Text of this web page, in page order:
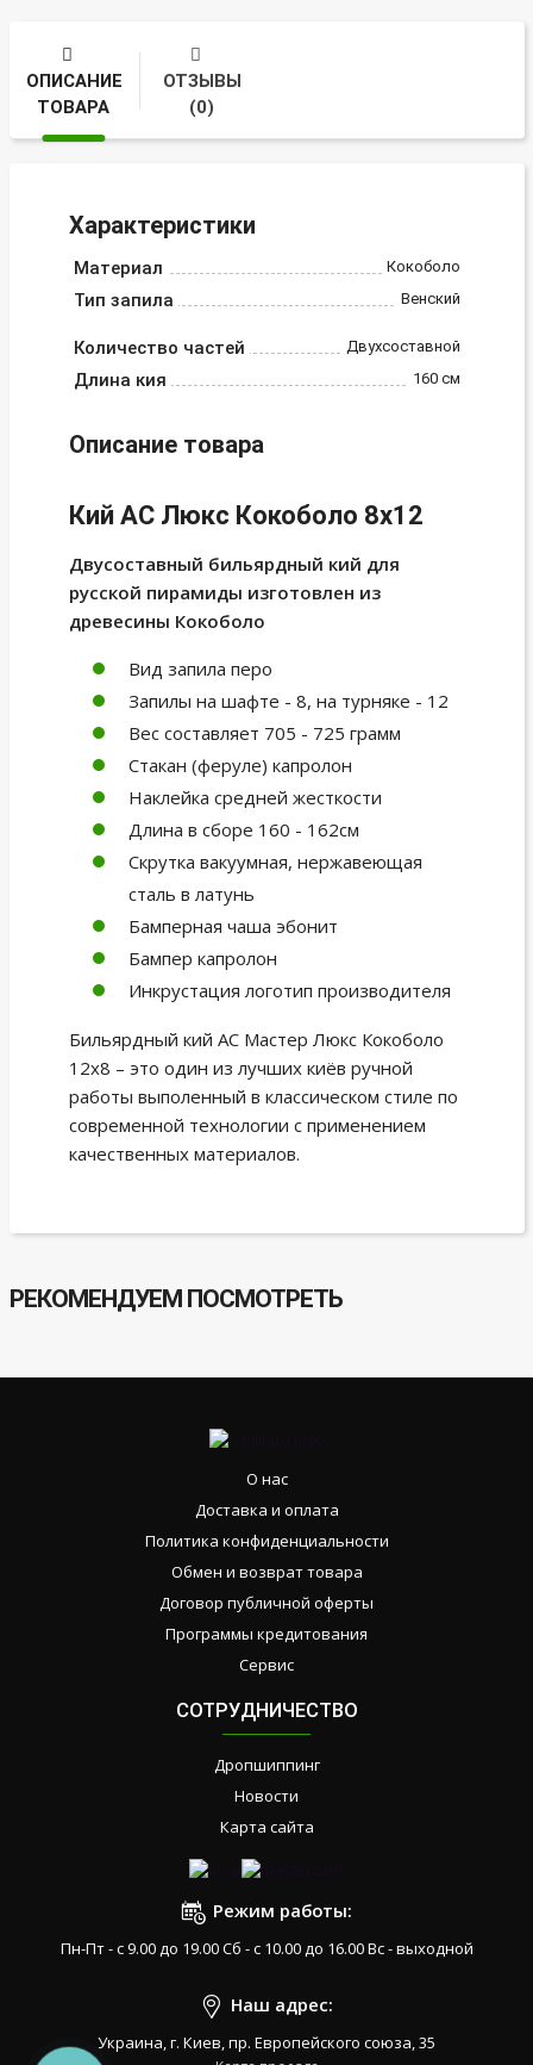
ОПИСАНИЕ
ТОВАРА
ОТЗЫВЫ
(0)
Характеристики
Материал Кокоболо
Тип запила Венский
Количество частей Двухсоставной
Длина кия 160 см
Описание товара
Кий АС Люкс Кокоболо 8х12
Двусоставный бильярдный кий для
русской пирамиды изготовлен из
древесины Кокоболо
Вид запила перо
Запилы на шафте - 8, на турняке - 12
Вес составляет 705 - 725 грамм
Стакан (феруле) капролон
Наклейка средней жесткости
Длина в сборе 160 - 162см
Скрутка вакуумная, нержавеющая
сталь в латунь
Бамперная чаша эбонит
Бампер капролон
Инкрустация логотип производителя
Бильярдный кий АС Мастер Люкс Кокоболо
12х8 – это один из лучших киёв ручной
работы выполенный в классическом стиле по
современной технологии с применением
качественных материалов.
РЕКОМЕНДУЕМ ПОСМОТРЕТЬ
О нас
Доставка и оплата
Политика конфиденциальности
Обмен и возврат товара
Договор публичной оферты
Программы кредитования
Сервис
СОТРУДНИЧЕСТВО
Дропшиппинг
Новости
Карта сайта
Режим работы:
Пн-Пт - с 9.00 до 19.00 Сб - с 10.00 до 16.00 Вс - выходной
Наш адрес:
Украина, г. Киев, пр. Европейского союза, 35